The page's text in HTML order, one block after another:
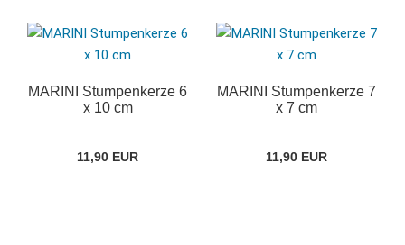
MARINI Stumpenkerze 6
x 10 cm
11,90 EUR
MARINI Stumpenkerze 7
x 7 cm
11,90 EUR